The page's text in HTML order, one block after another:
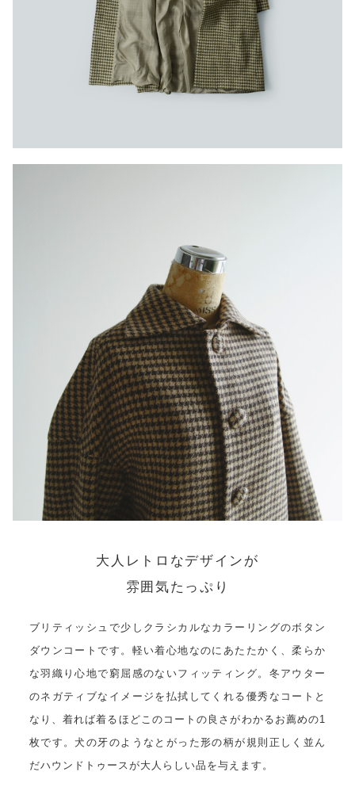
大人レトロなデザインが
雰囲気たっぷり
ブリティッシュで少しクラシカルなカラーリングのボタン
ダウンコートです。軽い着心地なのにあたたかく、柔らか
な羽織り心地で窮屈感のないフィッティング。冬アウター
のネガティブなイメージを払拭してくれる優秀なコートと
なり、着れば着るほどこのコートの良さがわかるお薦めの1
枚です。犬の牙のようなとがった形の柄が規則正しく並ん
だハウンドトゥースが大人らしい品を与えます。